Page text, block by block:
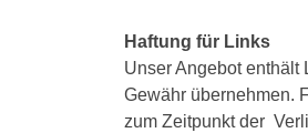
Haftung für Links
Unser Angebot
Gewähr übernehmen.
zum Zeitpunkt der